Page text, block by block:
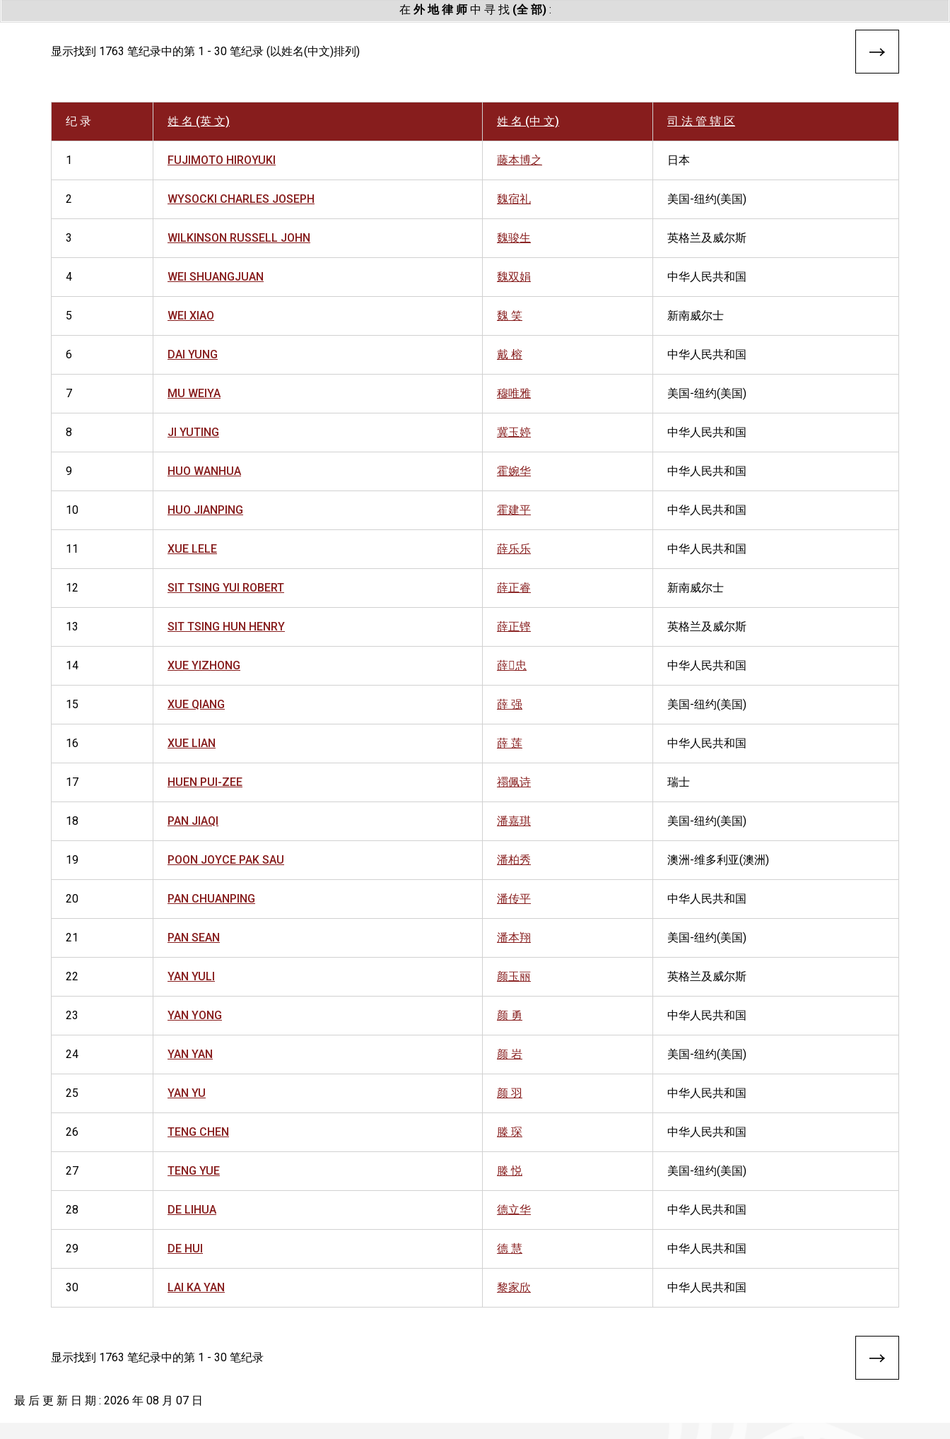
在 外 地 律 师中 寻 找 (全 部):
显示找到 1763 笔纪录中的第 1 - 30 笔纪录 (以姓名(中文)排列)
纪 录 姓 名 (英 文) 姓 名 (中 文) 司 法 管 辖 区
1 FUJIMOTO HIROYUKI 藤本博之 日本
2 WYSOCKI CHARLES JOSEPH 魏宿礼 美国-纽约(美国)
3 WILKINSON RUSSELL JOHN 魏骏生 英格兰及威尔斯
4 WEI SHUANGJUAN 魏双娟 中华人民共和国
5 WEI XIAO 魏 笑 新南威尔士
6 DAI YUNG 戴 榕 中华人民共和国
7 MU WEIYA 穆唯雅 美国-纽约(美国)
8 JI YUTING 冀玉婷 中华人民共和国
9 HUO WANHUA 霍婉华 中华人民共和国
10 HUO JIANPING 霍建平 中华人民共和国
11 XUE LELE 薛乐乐 中华人民共和国
12 SIT TSING YUI ROBERT 薛正睿 新南威尔士
13 SIT TSING HUN HENRY 薛正铿 英格兰及威尔斯
14 XUE YIZHONG 薛忠 中华人民共和国
15 XUE QIANG 薛 强 美国-纽约(美国)
16 XUE LIAN 薛 莲 中华人民共和国
17 HUEN PUI-ZEE 禤佩诗 瑞士
18 PAN JIAQI 潘嘉琪 美国-纽约(美国)
19 POON JOYCE PAK SAU 潘柏秀 澳洲-维多利亚(澳洲)
20 PAN CHUANPING 潘传平 中华人民共和国
21 PAN SEAN 潘本翔 美国-纽约(美国)
22 YAN YULI 颜玉丽 英格兰及威尔斯
23 YAN YONG 颜 勇 中华人民共和国
24 YAN YAN 颜 岩 美国-纽约(美国)
25 YAN YU 颜 羽 中华人民共和国
26 TENG CHEN 滕 琛 中华人民共和国
27 TENG YUE 滕 悦 美国-纽约(美国)
28 DE LIHUA 德立华 中华人民共和国
29 DE HUI 德 慧 中华人民共和国
30 LAI KA YAN 黎家欣 中华人民共和国
显示找到 1763 笔纪录中的第 1 - 30 笔纪录
最 后 更 新 日 期 : 2026 年 08 月 07 日